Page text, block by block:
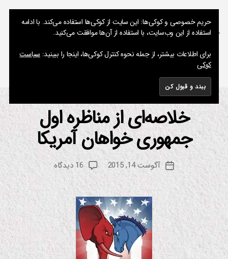
جستجو
نوشته های پراکنده یک مسعود
م
او
ی
نک
جا
خلاصه‌ای از مناظره اول
جمهوری خواهان آمریکا
نویسنده
نوشته
از
م
ع
و
د
تاریخآگوست 14, 2015 16 دیدگاه
برای
خلاصه‌ای
مناظره
اول
جمهوری
آمریکا
حریم خصوصی و کوکی‌ها: این سایت از کوکی‌ها استفاده می‌کند. با ادامه
استفاده از این وب‌سایت، با استفاده از آن‌ها موافقت می‌کنید.
برای اطلاعات بیشتر، از جمله نحوه کنترل کوکی‌ها، اینجا را ببینید: سیاست
کوکی